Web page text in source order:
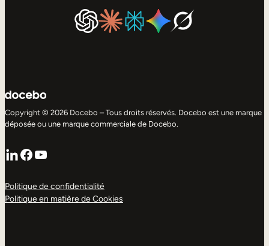
Copyright © 2026 Docebo – Tous droits réservés. Docebo est une marque
déposée ou une marque commerciale de Docebo.
LinkedIn
Facebook
YouTube
Politique de confidentialité
Politique en matière de Cookies